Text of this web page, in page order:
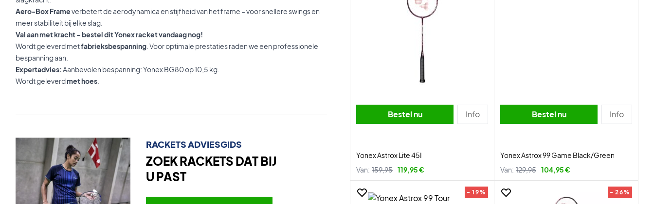
Aero-Box Frameverbetert de aerodynamica en stijfheid van het frame – voor snellere swings en
meer stabiliteit bij elke slag.
Val aan met kracht – bestel dit Yonex racket vandaag nog!
Wordt geleverd metfabrieksbespanning . Voor optimale prestaties raden we een professionele
bespanning aan.
Expertadvies:Aanbevolen bespanning: Yonex BG80 op 10,5 kg.
Wordt geleverdmet hoes
RACKETS ADVIESGIDS
ZOEK RACKETS DAT BIJ
U PAST
Bestel nu Info
Yonex Astrox Lite 45I
Van: 159,95 119,95 €
Bestel nu Info
Yonex Astrox 99 Game Black/Green
Van: 129,95 104,95 €
- 19% - 26%